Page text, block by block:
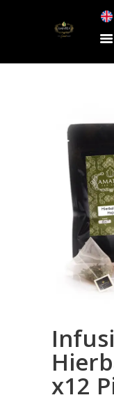
TÉ
EN
x12